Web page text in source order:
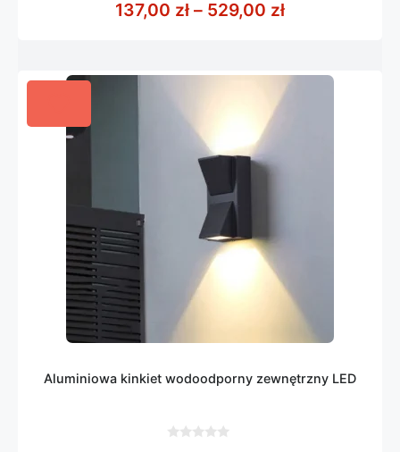
5
137,00 zł – 529,00 złZakres cen:
Aluminiowa kinkiet wodoodporny zewnętrzny LED